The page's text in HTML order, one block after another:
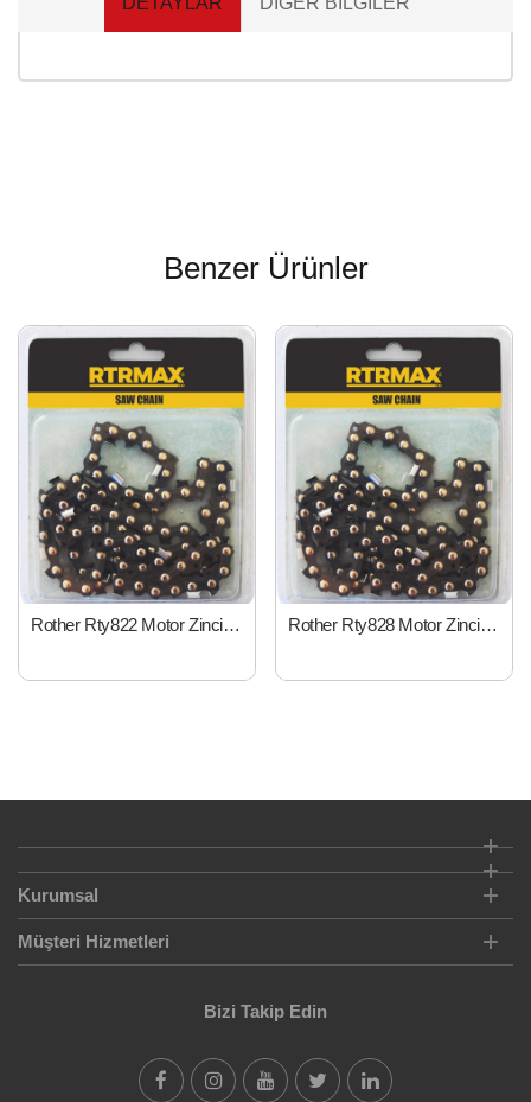
Benzer Ürünler
Rother Rty822 Motor Zinciri 91"" 300mm 22.5 Diş" Rother Rty828 Motor Zinciri 91"" 400mm 28.5 Diş"
Kurumsal
Müşteri Hizmetleri
Bizi Takip Edin